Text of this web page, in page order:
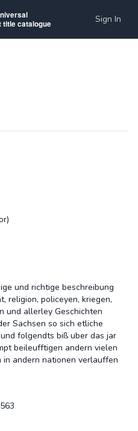
Sign In
und richtige beschreibung
religion, policeyen, kriegen,
und allerley Geschichten
Sachsen so sich etliche
folgendts biß uber das jar
beileufftigen andern vielen
andern nationen verlauffen